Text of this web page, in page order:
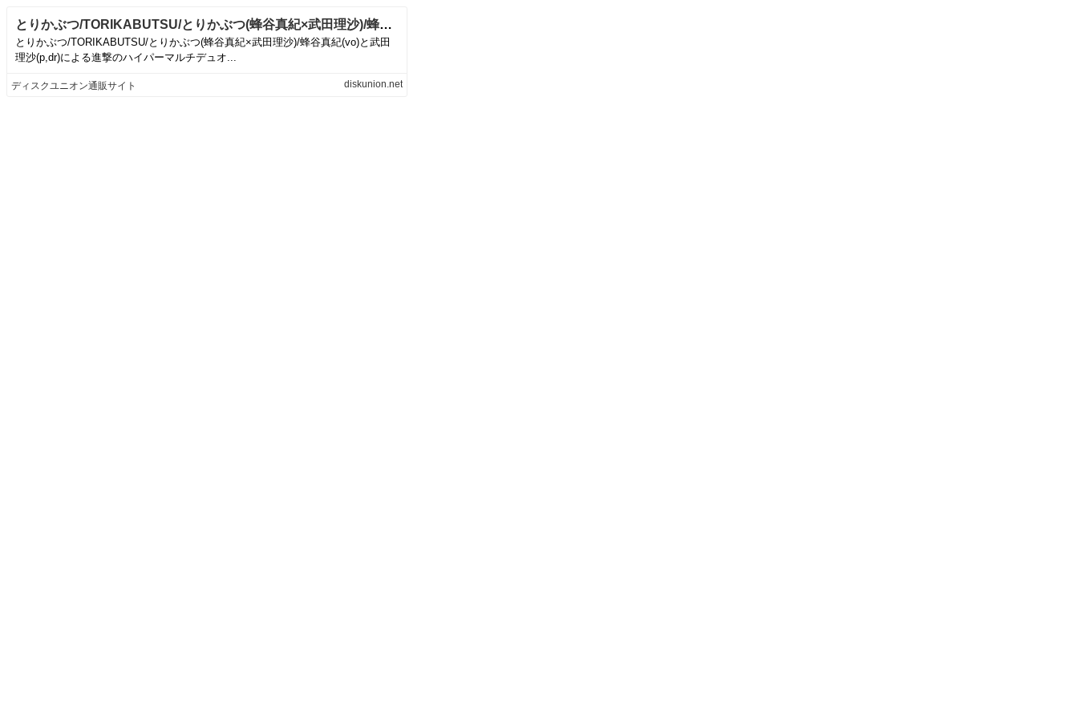
とりかぶつ/TORIKABUTSU/とりかぶつ(蜂谷真紀×武田理沙)/蜂谷真紀(vo)と武田理沙(p,dr)による進撃のハイパーマルチデュオ! ライブ活動8年、溢れ出るイマジネーションを凝縮した待望の1stアルバムをリリース!美しくも毒のある珠玉の短編小説集。｜PROGRESSIVE ROCK｜ディスクユニオン･オンラインショップ｜diskunion.net
とりかぶつ/TORIKABUTSU/とりかぶつ(蜂谷真紀×武田理沙)/蜂谷真紀(vo)と武田
理沙(p,dr)による進撃のハイパーマルチデュオ...
ディスクユニオン通販サイト diskunion.net